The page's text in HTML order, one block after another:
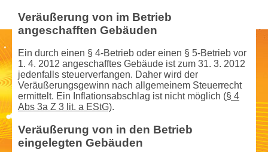
Veräußerung von im Betrieb
angeschafften Gebäuden
Ein durch einen § 4-Betrieb oder einen § 5-Betrieb vor
1. 4. 2012 angeschafftes Gebäude ist zum 31. 3. 2012
jedenfalls steuerverfangen. Daher wird der
Veräußerungs­gewinn nach allgemeinem Steuer­recht
ermittelt. Ein Inflationsabschlag ist nicht möglich (§ 4
Abs 3a Z 3 lit. a EStG).
Veräußerung von in den Betrieb
eingelegten Gebäuden